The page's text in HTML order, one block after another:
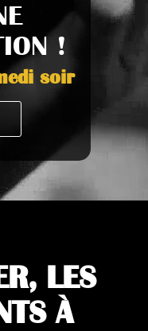
!
soir
LES
À